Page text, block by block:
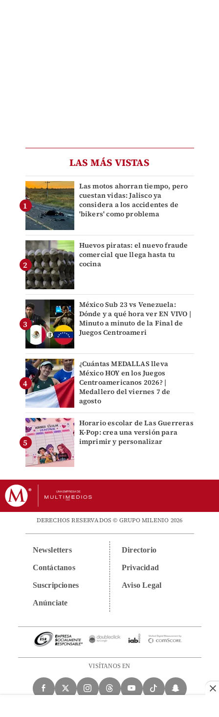
LAS MÁS VISTAS
Las motos ahorran tiempo, pero
cuestan vidas: Jalisco ya
considera a los accidentes de
'bikers' como problema
Huevos piratas: el nuevo fraude
comercial que llega hasta tu
cocina
México Sub 23 vs Venezuela:
Dónde y a qué hora ver EN VIVO |
Minuto a minuto de la Final de
Juegos Centroameri
¿Cuántas MEDALLAS lleva
México HOY en los Juegos
Centroamericanos 2026? |
Medallero del viernes 7 de
agosto
Horario escolar de Las Guerreras
K-Pop: crea una versión para
imprimir y personalizar
DERECHOS RESERVADOS © GRUPO MILENIO 2026
Newsletters
Contáctanos
Suscripciones
Anúnciate
Directorio
Privacidad
Aviso Legal
VISÍTANOS EN